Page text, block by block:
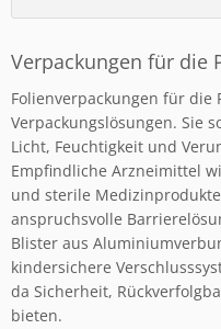
Verpackungen für die
Folienverpackungen für
Verpackungslösungen. Sie
Licht, Feuchtigkeit und
Empfindliche Arzneimittel
und sterile
anspruchsvolle
Blister aus
kindersichere
da Sicherheit,
bieten.